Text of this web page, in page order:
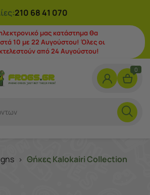
210 68 41 070
μας κατάστημα θα
10 με 22 Αυγούστου! Όλες οι
από 24 Αυγούστου!
0
> Θήκες Kalokairi Collection